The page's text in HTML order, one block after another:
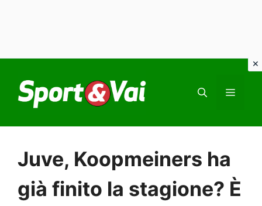
contenuto
Juve, Koopmeiners ha
già finito la stagione? È